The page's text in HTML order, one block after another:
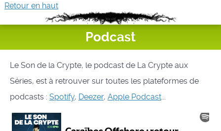
Retour en haut
Podcast
Le Son de la Crypte, le podcast de La Crypte aux
Séries, est à retrouver sur toutes les plateformes de
podcasts : Spotify, Deezer, Apple Podcast...